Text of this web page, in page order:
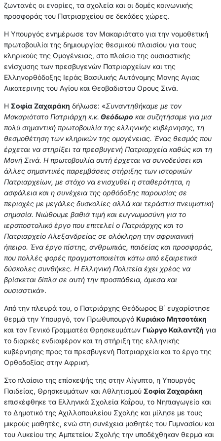
ζωντανές οι ενορίες, τα σχολεία και οι δομές κοινωνικής
προσφοράς του Πατριαρχείου σε δεκάδες χώρες.
Η Υπουργός ενημέρωσε τον Μακαριότατο για την νομοθετική
πρωτοβουλία της δημιουργίας θεσμικού πλαισίου για τους
κληρικούς της Ομογένειας, στο πλαίσιο της ουσιαστικής
ενίσχυσης των πρεσβυγενών Πατριαρχείων και της
Ελληνορθόδοξης Ιεράς Βασιλικής Αυτόνομης Μονης Αγιας
Αικατερινης του Αγίου και Θεοβαδιστου Ορους Σινά.
Η Σοφία Ζαχαράκη δήλωσε: «Συναντηθήκαμε με τον
Μακαριότατο Πατριάρχη κ.κ. Θεόδωρο και συζητήσαμε για μια
πολύ σημαντική πρωτοβουλία της ελληνικής κυβέρνησης, τη
θεσμοθέτηση των κληρικών της ομογένειας. Ένας θεσμός που
έρχεται να στηρίξει τα πρεσβυγενή Πατριαρχεία καθώς και τη
Μονή Σινά. Η πρωτοβουλία αυτή έρχεται να συνοδεύσει και
άλλες σημαντικές παρεμβάσεις στήριξης των ιστορικών
Πατριαρχείων, με στόχο να ενισχυθεί η σταθερότητα, η
ασφάλεια και η συνέχεια της ορθόδοξης παρουσίας σε
περιοχές με μεγάλες δυσκολίες αλλά και τεράστια πνευματική
σημασία. Νιώθουμε βαθιά τιμή και ευγνωμοσύνη για το
ιεραποστολικό έργο που επιτελεί ο Πατριάρχης και το
Πατριαρχείο Αλεξανδρείας σε ολόκληρη την αφρικανική
ήπειρο. Ένα έργο πίστης, ανθρωπιάς, παιδείας και προσφοράς,
που πολλές φορές πραγματοποιείται κάτω από εξαιρετικά
δύσκολες συνθήκες. Η Ελληνική Πολιτεία έχει χρέος να
βρίσκεται δίπλα σε αυτή την προσπάθεια, άμεσα και
ουσιαστικά».
Από την πλευρά του, ο Πατριάρχης Θεόδωρος Β΄ ευχαρίστησε
θερμά την Υπουργό, τον Πρωθυπουργό Κυριάκο Μητσοτάκη
και τον Γενικό Γραμματέα Θρησκευμάτων Γιώργο Καλαντζή για
το διαρκές ενδιαφέρον και τη στήριξη της ελληνικής
κυβέρνησης προς τα πρεσβυγενή Πατριαρχεία και το έργο της
Ορθοδοξίας στην Αφρική.
Στο πλαίσιο της επίσκεψής της στην Αίγυπτο, η Υπουργός
Παιδείας, Θρησκευμάτων και Αθλητισμού Σοφία Ζαχαράκη
επισκέφθηκε τα Ελληνικά Σχολεία Καΐρου, το Νηπιαγωγείο και
το Δημοτικό της Αχιλλοπουλείου Σχολής και μίλησε με τους
μικρούς μαθητές, ενώ στη συνέχεια μαθητές του Γυμνασίου και
του Λυκείου της Αμπετείου Σχολής την υποδέχθηκαν θερμά και